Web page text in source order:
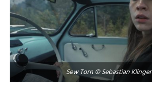
Sew Torn © Sebastian Klinger